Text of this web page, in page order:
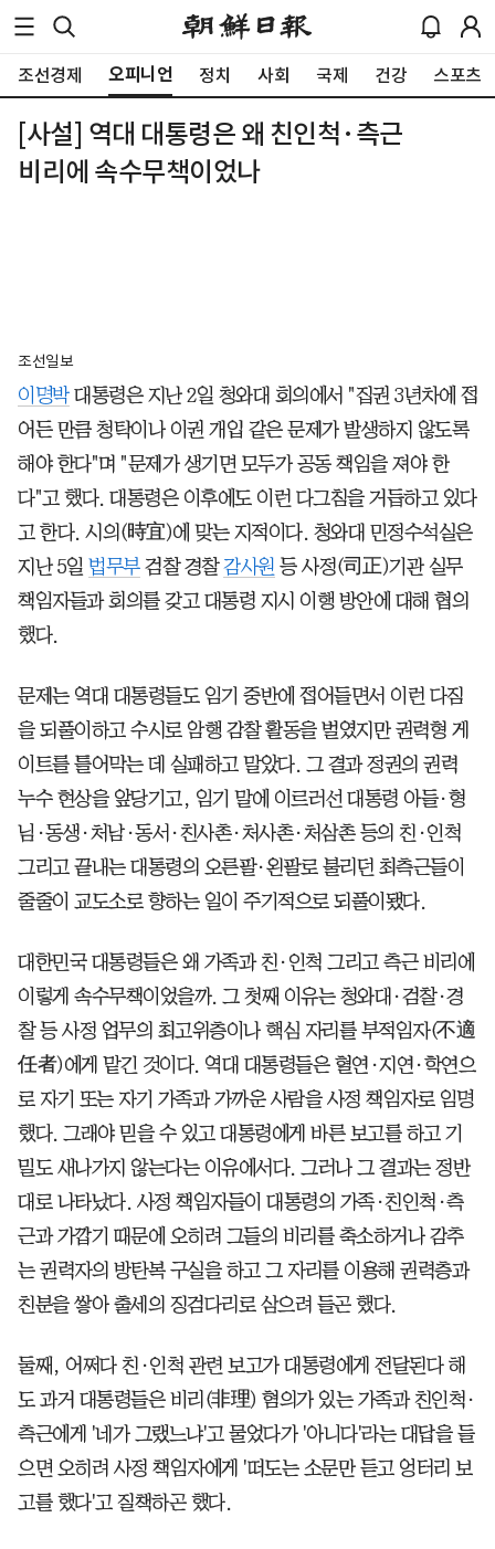
조선경제 오피니언 정치 사회 국제 건강 스포츠
[사설] 역대 대통령은 왜 친인척·측근
비리에 속수무책이었나
조선일보
이명박대통령은 지난 2일 청와대 회의에서 "집권 3년차에 접
어든 만큼 청탁이나 이권 개입 같은 문제가 발생하지 않도록
해야 한다"며 "문제가 생기면 모두가 공동 책임을 져야 한
다"고 했다. 대통령은 이후에도 이런 다그침을 거듭하고 있다
고 한다. 시의(時宜)에 맞는 지적이다. 청와대 민정수석실은
지난 5일 법무부검찰 경찰감사원 등 사정(司正)기관 실무
책임자들과 회의를 갖고 대통령 지시 이행 방안에 대해 협의
했다.
문제는 역대 대통령들도 임기 중반에 접어들면서 이런 다짐
을 되풀이하고 수시로 암행 감찰 활동을 벌였지만 권력형 게
이트를 틀어막는 데 실패하고 말았다. 그 결과 정권의 권력
누수 현상을 앞당기고, 임기 말에 이르러선 대통령 아들·형
님·동생·처남·동서·친사촌·처사촌·처삼촌 등의 친·인척
그리고 끝내는 대통령의 오른팔·왼팔로 불리던 최측근들이
줄줄이 교도소로 향하는 일이 주기적으로 되풀이됐다.
대한민국 대통령들은 왜 가족과 친·인척 그리고 측근 비리에
이렇게 속수무책이었을까. 그 첫째 이유는 청와대·검찰·경
찰 등 사정 업무의 최고위층이나 핵심 자리를 부적임자(不適
任者)에게 맡긴 것이다. 역대 대통령들은 혈연·지연·학연으
로 자기 또는 자기 가족과 가까운 사람을 사정 책임자로 임명
했다. 그래야 믿을 수 있고 대통령에게 바른 보고를 하고 기
밀도 새나가지 않는다는 이유에서다. 그러나 그 결과는 정반
대로 나타났다. 사정 책임자들이 대통령의 가족·친인척·측
근과 가깝기 때문에 오히려 그들의 비리를 축소하거나 감추
는 권력자의 방탄복 구실을 하고 그 자리를 이용해 권력층과
친분을 쌓아 출세의 징검다리로 삼으려 들곤 했다.
둘째, 어쩌다 친·인척 관련 보고가 대통령에게 전달된다 해
도 과거 대통령들은 비리(非理) 혐의가 있는 가족과 친인척·
측근에게 '네가 그랬느냐'고 물었다가 '아니다'라는 대답을 들
으면 오히려 사정 책임자에게 '떠도는 소문만 듣고 엉터리 보
고를 했다'고 질책하곤 했다.